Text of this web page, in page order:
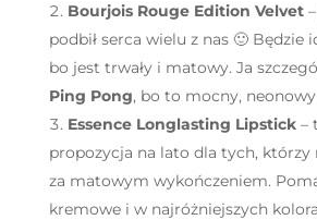
Bourjois Rouge Edition Velvet–
podbił serca wielu z nas 🙂 Będzie
bo jest trwały i matowy. Ja
Ping Pong, bo to mocny,
Essence Longlasting Lipstick–
propozycja na lato dla tych, którzy
za matowym wykończeniem.
kremowe i w najróżniejszych